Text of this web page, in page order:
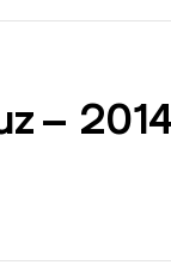
–